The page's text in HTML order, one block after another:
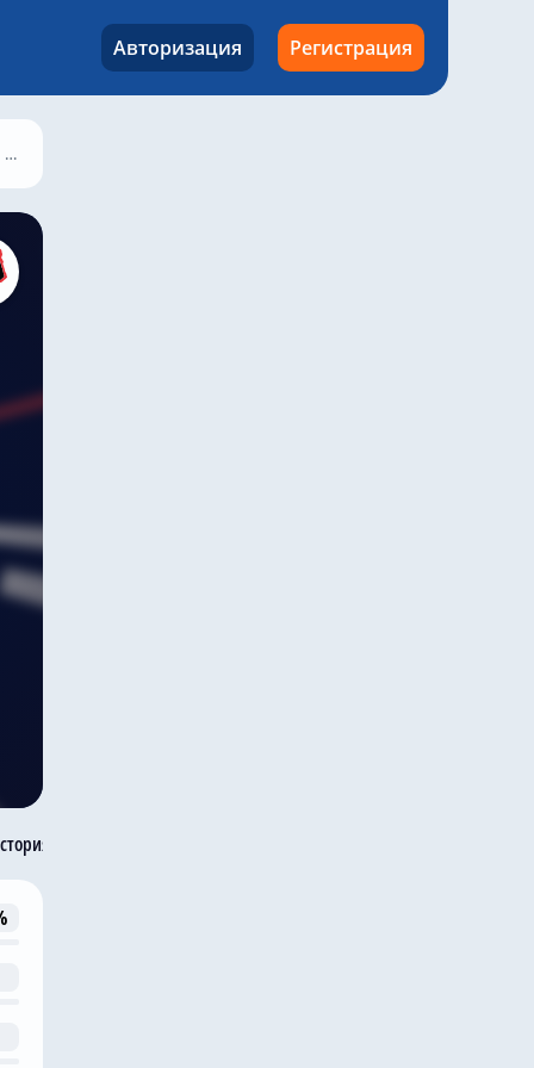
Авторизация Регистрация
Локомотив – Ростов, 25 августа 2024
встреч